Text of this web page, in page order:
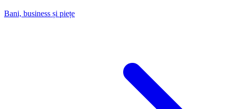
Bani, business și piețe